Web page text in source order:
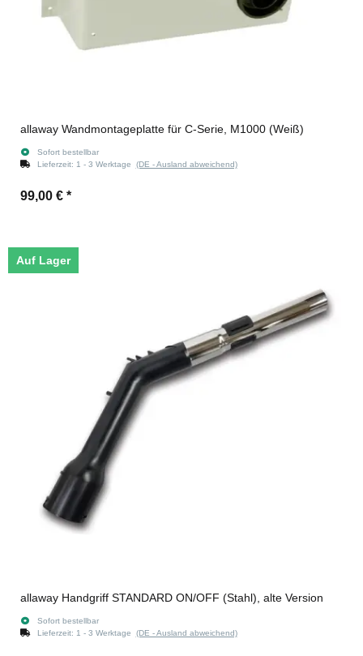
allaway Wandmontageplatte für C-Serie, M1000 (Weiß)
Sofort bestellbar
Lieferzeit: 1 - 3 Werktage (DE - Ausland abweichend)
99,00 € *
Auf Lager
allaway Handgriff STANDARD ON/OFF (Stahl), alte Version
Sofort bestellbar
Lieferzeit: 1 - 3 Werktage (DE - Ausland abweichend)